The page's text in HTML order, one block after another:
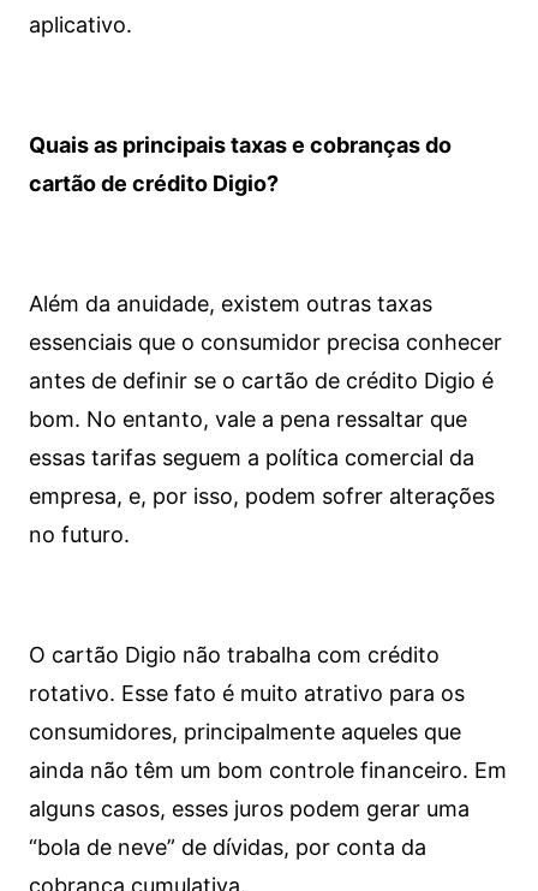
aplicativo.
Quais as principais taxas e cobranças do
cartão de crédito Digio?
Além da anuidade, existem outras taxas
essenciais que o consumidor precisa conhecer
antes de definir se o cartão de crédito Digio é
bom. No entanto, vale a pena ressaltar que
essas tarifas seguem a política comercial da
empresa, e, por isso, podem sofrer alterações
no futuro.
O cartão Digio não trabalha com crédito
rotativo. Esse fato é muito atrativo para os
consumidores, principalmente aqueles que
ainda não têm um bom controle financeiro. Em
alguns casos, esses juros podem gerar uma
“bola de neve” de dívidas, por conta da
cobrança cumulativa.